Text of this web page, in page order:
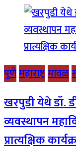
पुणेमहाराष्ट्रमावळ
खरपुडी येथे डॉ.
व्यवस्थापन
प्रात्यक्षिक